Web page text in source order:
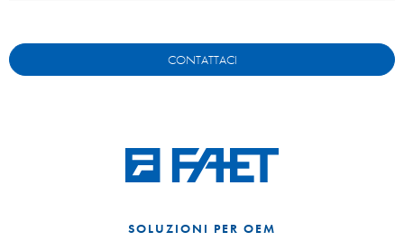
CONTATTACI
SOLUZIONI PER OEM